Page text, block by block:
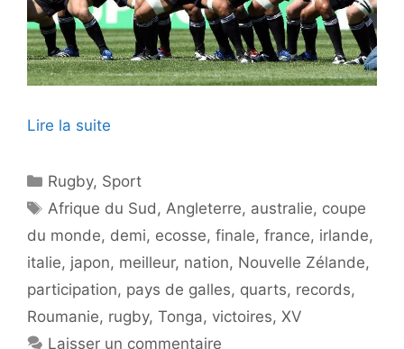
Lire la suite
Catégories
Rugby, Sport
Étiquettes
Afrique du Sud,Angleterre, australie, coupe
du monde, demi, ecosse, finale, france, irlande,
italie, japon, meilleur, nation, Nouvelle Zélande,
participation, pays de galles, quarts, records,
Roumanie, rugby, Tonga, victoires, XV
Laisser un commentaire